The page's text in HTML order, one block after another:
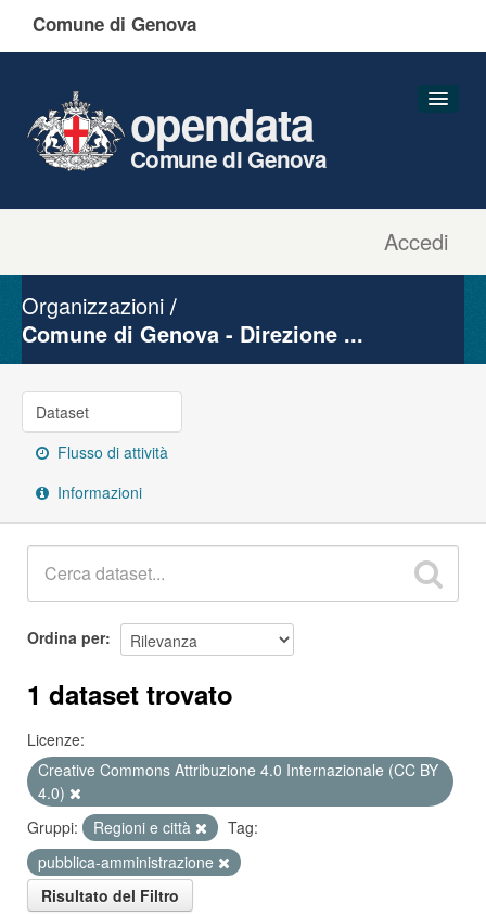
Comune di Genova
Accedi
opendata
Comune di Genova
Gruppi
Organizzazioni
Comune di Genova - Direzione ...
Dataset
Flusso di attività
Informazioni
Ordina per
1 dataset trovato
Licenze:
Creative Commons Attribuzione 4.0 Internazionale (CC BY
4.0)
Gruppi:
Regioni e città
Tag:
pubblica-amministrazione
Risultato del Filtro